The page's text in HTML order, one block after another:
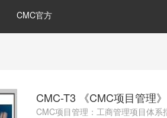
CMC官方
CMC-T3 《CMC项目管理
CMC项目管理：工商管理项目体系